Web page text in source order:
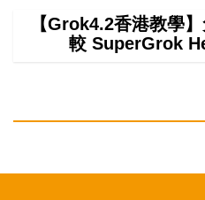
【Grok4.2香港教學
較 SuperGrok